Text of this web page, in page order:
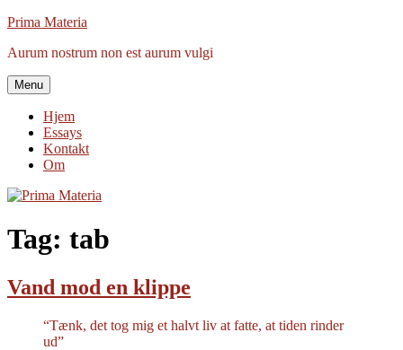
Videre
indhold
Prima Materia
Aurum nostrum non est aurum vulgi
Menu
Hjem
Essays
Kontakt
Om
Tag: tab
Vand mod en klippe
“Tænk, det tog mig et halvt liv at fatte, at tiden rinder
ud”